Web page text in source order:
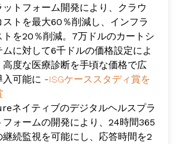
ットフォーム開発により、クラウ
ストを最大60％削減し、インフラ
トを20％削減。 7万ドルのカートシ
ムに対して6千ドルの価格設定によ
高度な医療診断を手頃な価格で広
入可能に -ISGケーススタディ賞を
ネイティブのデジタルヘルスプラ
フォームの開発により、24時間365
継続監視を可能に し、 応答時間を2